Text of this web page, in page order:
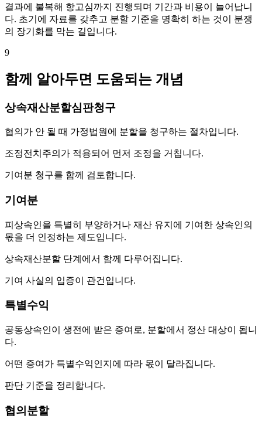
결과에 불복해 항고심까지 진행되며 기간과 비용이 늘어납니
다. 초기에 자료를 갖추고 분할 기준을 명확히 하는 것이 분쟁
의 장기화를 막는 길입니다.
9
함께 알아두면 도움되는 개념
상속재산분할심판청구
협의가 안 될 때 가정법원에 분할을 청구하는 절차입니다.
조정전치주의가 적용되어 먼저 조정을 거칩니다.
기여분 청구를 함께 검토합니다.
기여분
피상속인을 특별히 부양하거나 재산 유지에 기여한 상속인의
몫을 더 인정하는 제도입니다.
상속재산분할 단계에서 함께 다루어집니다.
기여 사실의 입증이 관건입니다.
특별수익
공동상속인이 생전에 받은 증여로, 분할에서 정산 대상이 됩니
다.
어떤 증여가 특별수익인지에 따라 몫이 달라집니다.
판단 기준을 정리합니다.
협의분할